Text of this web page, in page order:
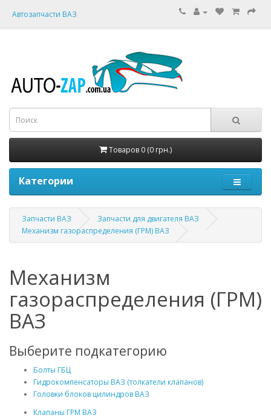
Автозапчасти ВАЗ
Товаров 0 (0 грн.)
Категории
Запчасти ВАЗ
Запчасти для двигателя ВАЗ
Механизм газораспределения (ГРМ) ВАЗ
Механизм
газораспределения (ГРМ)
ВАЗ
Выберите подкатегорию
Болты ГБЦ
Гидрокомпенсаторы ВАЗ (толкатели клапанов)
Головки блоков цилиндров ВАЗ
Клапаны ГРМ ВАЗ